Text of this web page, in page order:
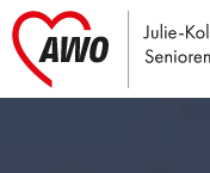
Julie-Kolb-